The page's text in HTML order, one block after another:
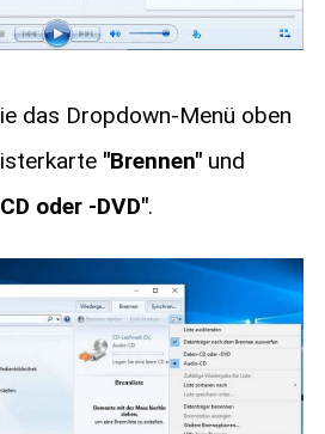
das Dropdown-Menü oben
"Brennen"und
oder -DVD".